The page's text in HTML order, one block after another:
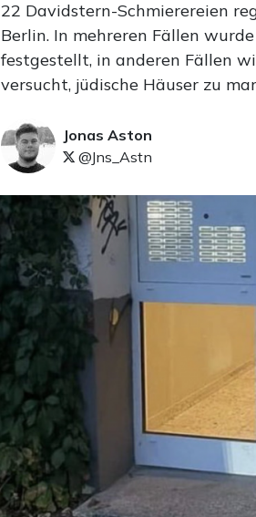
22 Davidstern-Schmierereien
Berlin. In mehreren Fällen
festgestellt, in anderen Fällen
versucht, jüdische Häuser zu
Jonas Aston
@Jns_Astn